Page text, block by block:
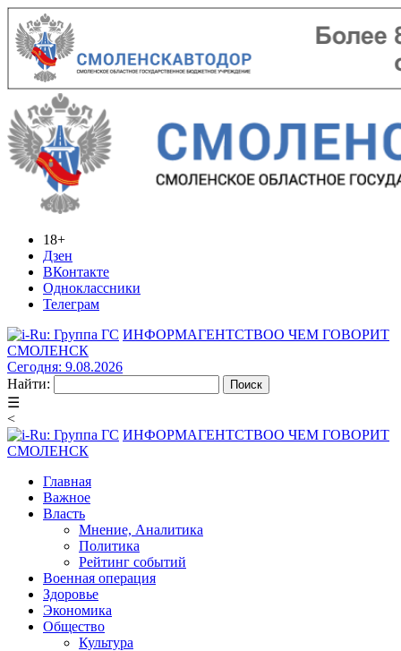
18+
Дзен
ВКонтакте
Одноклассники
Телеграм
ИНФОРМАГЕНТСТВОО ЧЕМ ГОВОРИТ
СМОЛЕНСК
Сегодня: 9.08.2026
Найти:
☰
<
ИНФОРМАГЕНТСТВОО ЧЕМ ГОВОРИТ
СМОЛЕНСК
Главная
Важное
Власть
Мнение, Аналитика
Политика
Рейтинг событий
Военная операция
Здоровье
Экономика
Общество
Культура